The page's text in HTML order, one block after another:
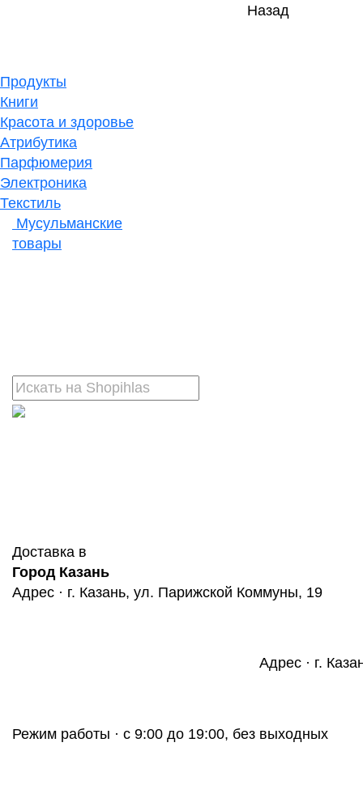
Назад
Продукты
Книги
Красота и здоровье
Атрибутика
Парфюмерия
Электроника
Текстиль
Мусульманские
товары
Доставка в
Город Казань
Адрес · г. Казань, ул. Парижской Коммуны, 19
Адрес · г.
Режим работы · с 9:00 до 19:00, без выходных